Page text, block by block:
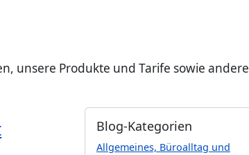
unsere Produkte und Tarife sowie andere
Blog-Kategorien
Allgemeines, Büroalltag und